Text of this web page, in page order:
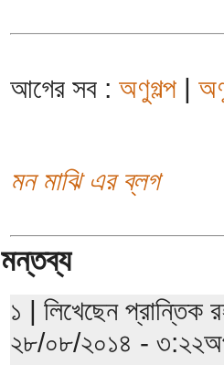
আগের সব : অণুগল্প|
মন মাঝি এর ব্লগ
মন্তব্য
১ | লিখেছেন প্রান্তিক
২৮/০৮/২০১৪ -